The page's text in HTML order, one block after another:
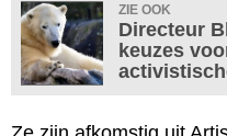
ZIE OOK
Directeur
keuzes